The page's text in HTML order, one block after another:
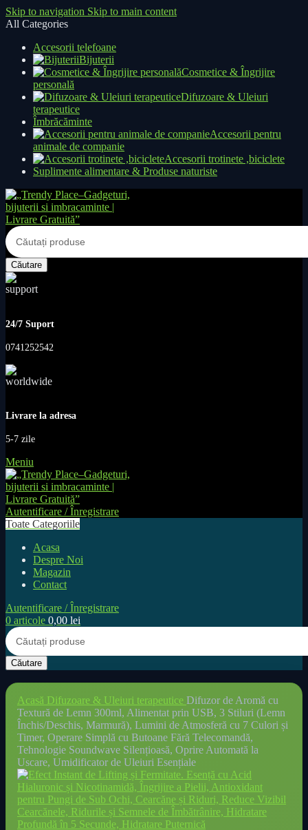
Skip to navigation Skip to main content
All Categories
Accesorii telefoane
Bijuterii
Cosmetice & Îngrijire
personală
Difuzoare & Uleiuri
terapeutice
Îmbrăcăminte
Accesorii pentru
animale de companie
Accesorii trotinete ,biciclete
Suplimente alimentare & Produse naturiste
Căutare
24/7 Suport
0741252542
Livrare la adresa
5-7 zile
Meniu
Autentificare / Înregistrare
Toate Categoriile
Acasa
Despre Noi
Magazin
Contact
Autentificare / Înregistrare
0 articole 0,00 lei
Căutare
Acasă Difuzoare & Uleiuri terapeutice Difuzor de Aromă cu
Textură de Lemn 300ml, Alimentat prin USB, 3 Stiluri (Lemn
Închis/Deschis, Marmură), Lumini de Atmosferă cu 7 Culori și
Timer, Operare Simplă cu Butoane Fără Telecomandă,
Tehnologie Soundwave Silențioasă, Oprire Automată la
Uscare, Umidificator de Uleiuri Esențiale